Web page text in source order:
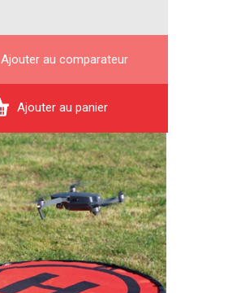
Ajouter au comparateur
Ajouter au panier